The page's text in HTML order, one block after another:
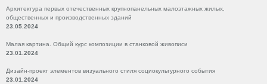
Архитектура первых отечественных крупнопанельных малоэтажных жилых,
общественных и производственных зданий
23.05.2024
Малая картина. Общий курс композиции в станковой живописи
23.01.2024
Дизайн-проект элементов визуального стиля социокультурного события
23.01.2024